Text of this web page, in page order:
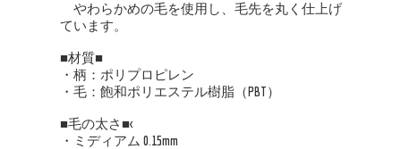
やわらかめの毛を使用し、毛先を丸く仕上げ
ています。
■材質■
・柄：ポリプロピレン
・毛：飽和ポリエステル樹脂（PBT）
■毛の太さ■<
・ミディアム 0.15mm